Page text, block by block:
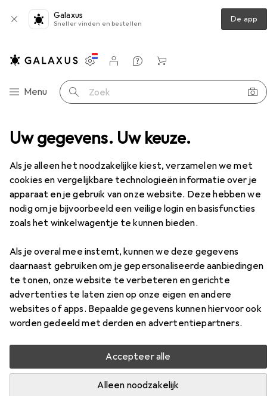
Uw gegevens. Uw keuze.
Als je alleen het noodzakelijke kiest, verzamelen we met
cookies en vergelijkbare technologieën informatie over je
apparaat en je gebruik van onze website. Deze hebben we
nodig om je bijvoorbeeld een veilige login en basisfuncties
zoals het winkelwagentje te kunnen bieden.
Als je overal mee instemt, kunnen we deze gegevens
daarnaast gebruiken om je gepersonaliseerde aanbiedingen
te tonen, onze website te verbeteren en gerichte
advertenties te laten zien op onze eigen en andere
websites of apps. Bepaalde gegevens kunnen hiervoor ook
worden gedeeld met derden en advertentiepartners.
Accepteer alle
Alleen noodzakelijk
Galaxus
Sneller vinden en bestellen De app
Categorie navigatie
Menu Zoek op
Instellingen
Klantenaccount
Produktvergelijking
Verlanglijstje
Winkelmandje
Fietszadel Ergon ST Core Evo Dames Zadel
EUR
139,–
ErgonST Core Evo Dames Zadel
Accessoires voor Ergon ST Core
Evo Dames Zadel
Vind passende accessoires voor de Ergon ST Core Evo
Dames Zadel uit de categorieën Fietstas en Accessoires
voor fietszadels.
Populair Fietstas Accessoires Voor Fietszadels